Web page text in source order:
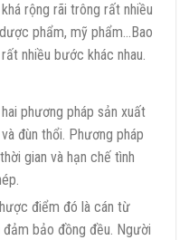
rộng rãi trông rất nhiều
phẩm, mỹ phẩm…Bao
nhiều bước khác nhau.
phương pháp sản xuất
đùn thổi. Phương pháp
gian và hạn chế tình
điểm đó là cán từ
bảo đồng đều. Người